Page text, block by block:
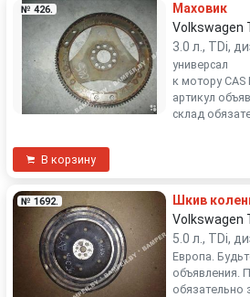
№ 426.
Маховик
Volkswagen
3.0 л., TDi,
универсал
к мотору
артикул
склад
В корзину
№ 1692.
Шкив
Volkswagen
5.0 л., TDi,
Европа.
объявления.
обязательно